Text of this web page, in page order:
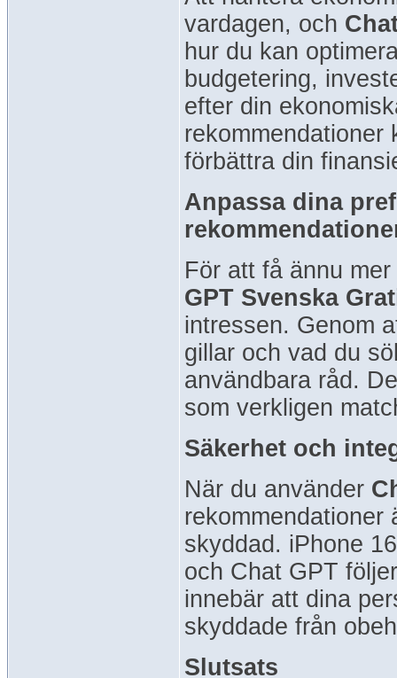
vardagen, och
hur du kan
budgetering,
efter din
rekommendationer
förbättra din
Anpassa dina
För att få ännu
GPT Svenska
intressen. Genom
gillar och vad du
användbara råd.
som verkligen
Säkerhet och
När du använder
rekommendationer
skyddad. iPhone
och Chat GPT
innebär att dina
skyddade från
Slutsats